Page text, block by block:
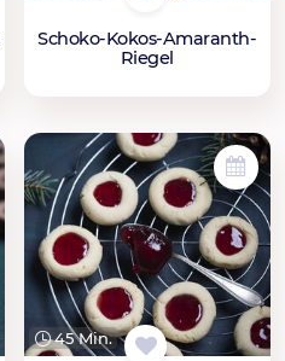
Schoko-Kokos-Amaranth-
Riegel
45 Min.